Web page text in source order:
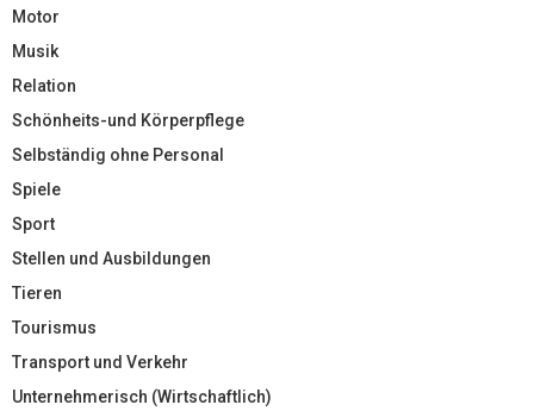
Motor
Musik
Relation
Schönheits-und Körperpflege
Selbständig ohne Personal
Spiele
Sport
Stellen und Ausbildungen
Tieren
Tourismus
Transport und Verkehr
Unternehmerisch (Wirtschaftlich)